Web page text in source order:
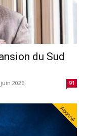
du Sud
juin 2026 91
Abonné